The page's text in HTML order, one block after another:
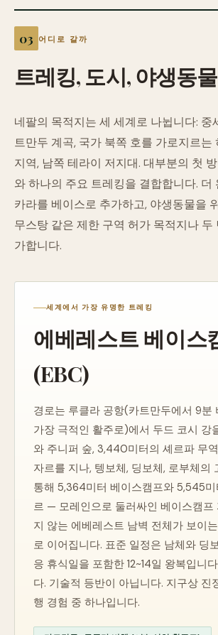
어디로 갈까
트레킹,도시, 야생동물
네팔의 목적지는 세 세계로 나뉩니다: 중
트만두 계곡, 국가 북쪽 호를 가로지르는
지역, 남쪽 테라이 저지대. 대부분의 첫 방
와 하나의 주요 트레킹을 결합합니다. 더
카라를 베이스로 추가하고, 야생동물을
무스탕 같은 제한 구역 허가 목적지나 두
가합니다.
세계에서 가장 유명한 트레킹
에베레스트 베이스
(EBC)
경로는 루클라 공항(카트만두에서 9분
가장 극적인 활주로)에서 두드 코시 강
와 주니퍼 숲, 3,440미터의 셰르파 무역
자르를 지나, 텡보체, 딩보체, 로부체의
통해 5,364미터 베이스캠프와 5,545미
르 — 모레인으로 둘러싸인 베이스캠프
지 않는 에베레스트 남벽 전체가 보이
로 이어집니다. 표준 일정은 남체와 딩
응 휴식일을 포함한 12~14일 왕복입니다
다. 기술적 등반이 아닙니다. 지구상 진
행 경험 중 하나입니다.